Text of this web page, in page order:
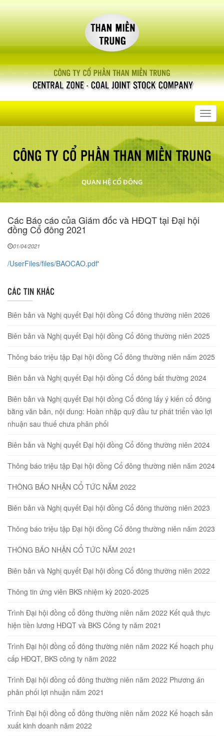
CÔNG TY CỔ PHẦN THAN MIỀN TRUNG
QUAN HỆ CỔ ĐÔNG
Các Báo cáo của Giám đốc và HĐQT tại Đại hội
đồng Cổ đông 2021
01/04/2021
/UserFiles/files/BAOCAO.pdf'
CÁC TIN KHÁC
Biên bản và Nghị quyết Đại hội đồng Cổ đông thường niên 2026
Biên bản và Nghị quyết Đại hội đồng Cổ đông thường niên 2025
Thông báo triệu tập Đại hội đồng Cổ đông thường niên năm 2025
Biên bản và Nghị quyết Đại hội đồng Cổ đông bất thường 2024
Biên bản và Nghị quyết Đại hội đồng Cổ đông lấy ý kiến cổ đông
bằng văn bản, nội dung: Hoàn nhập quỹ đầu tư phát triển vào lợi
nhuận sau thuế chưa phân phối
Biên bản và Nghị quyết Đại hội đồng Cổ đông thường niên 2024
Thông báo triệu tập Đại hội đồng Cổ đông thường niên năm 2024
THÔNG BÁO NHẬN CỔ TỨC NĂM 2022
Biên bản và Nghị quyết Đại hội đồng Cổ đông thường niên 2023
Thông báo triệu tập Đại hội đồng Cổ đông thường niên năm 2023
THÔNG BÁO NHẬN CỔ TỨC NĂM 2021
Biên bản và Nghị quyết Đại hội đồng Cổ đông thường niên 2022
Thông tin ứng viên BKS nhiệm kỳ 2020-2025
Trình Đại hội đồng cổ đông thường niên năm 2022 Kết quả thực
hiện tiền lương HĐQT và BKS Công ty năm 2021
Trình Đại hội đồng cổ đông thường niên năm 2022 Kế hoạch phụ
cấp HĐQT, BKS công ty năm 2022
Trình Đại hội đồng cổ đông thường niên năm 2022 Phương án
phân phối lợi nhuận năm 2021
Trình Đại hội đồng cổ đông thường niên năm 2022 Kế hoạch sản
xuất kinh doanh năm 2022